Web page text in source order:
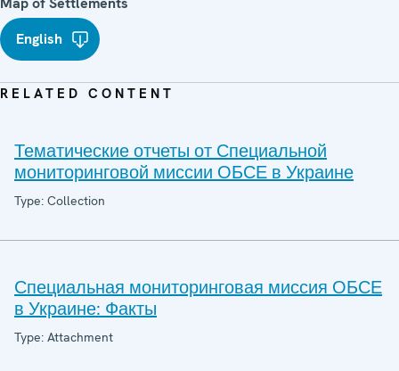
English
RELATED CONTENT
Тематические отчеты от Специальной
мониторинговой миссии ОБСЕ в Украине
Type: Collection
Специальная мониторинговая миссия ОБСЕ
в Украине: Факты
Type: Attachment